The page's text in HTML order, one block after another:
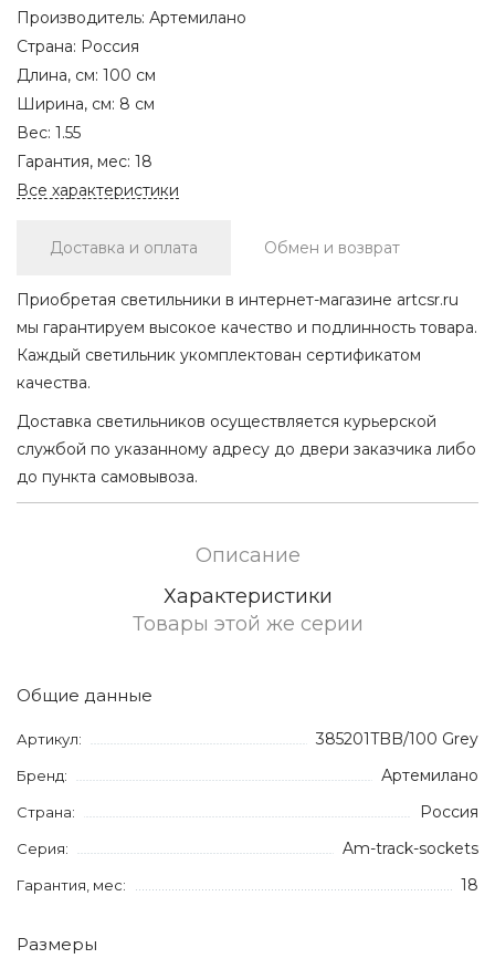
Производитель: Артемилано
Страна: Россия
Длина, см: 100 см
Ширина, см: 8 см
Вес: 1.55
Гарантия, мес: 18
Все характеристики
Доставка и оплата Обмен и возврат
Приобретая светильники в интернет-магазине artcsr.ru
мы гарантируем высокое качество и подлинность товара.
Каждый светильник укомплектован сертификатом
качества.
Доставка светильников осуществляется курьерской
службой по указанному адресу до двери заказчика либо
до пункта самовывоза.
Описание
Характеристики
Товары этой же серии
Общие данные
Артикул: 385201TBB/100 Grey
Бренд: Артемилано
Страна: Россия
Серия: Am-track-sockets
Гарантия, мес: 18
Размеры